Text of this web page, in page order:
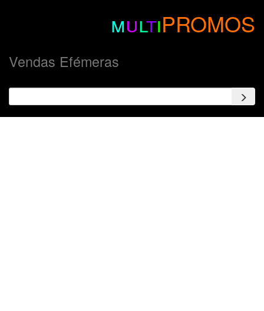
multiPROMOS
Vendas Efémeras